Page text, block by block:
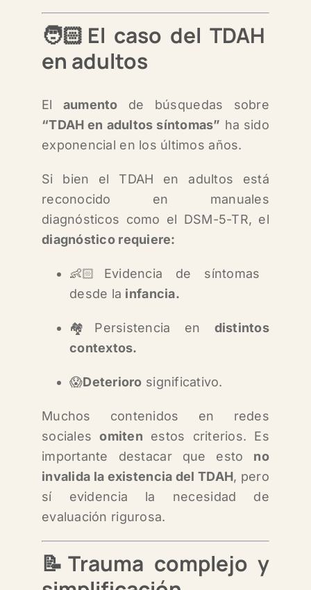
🧑🏻El caso del TDAH
en adultos
El aumento de búsquedas sobre
“TDAH en adultos síntomas” ha sido
exponencial en los últimos años.
Si bien el TDAH en adultos está
reconocido en manuales
diagnósticos como el DSM-5-TR, el
diagnóstico requiere:
👶🏻Evidencia de síntomas
desde la infancia.
🏘️Persistencia en distintos
contextos.
😱Deterioro significativo.
Muchos contenidos en redes
socialesomiten estos criterios. Es
importante destacar que esto no
invalida la existencia del TDAH, pero
sí evidencia la necesidad de
evaluación rigurosa.
📝Trauma complejo y